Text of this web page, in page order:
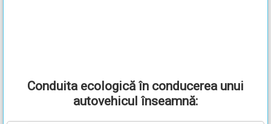
Conduita ecologică în conducerea unui
autovehicul înseamnă: